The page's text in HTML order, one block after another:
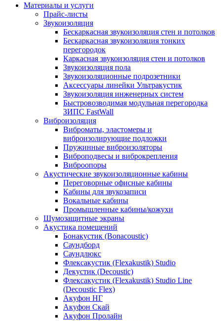
Материалы и услуги
Прайс-листы
Звукоизоляция
Бескаркасная звукоизоляция стен и потолков
Бескаркасная звукоизоляция тонких
перегородок
Каркасная звукоизоляция стен и потолков
Звукоизоляция пола
Звукоизоляционные подрозетники
Аксессуары линейки Ультракустик
Звукоизоляция инженерных систем
Быстровозводимая модульная перегородка
ЗИПС FastWall
Виброизоляция
Виброматы, эластомеры и
виброизолирующие подложки
Пружинные виброизоляторы
Виброподвесы и виброкрепления
Виброопоры
Акустические звукоизоляционные кабины
Переговорные офисные кабины
Кабины для звукозаписи
Вокальные кабины
Промышленные кабины/кожухи
Шумозащитные экраны
Акустика помещений
Бонакустик (Bonacoustic)
Саундборд
Саундлюкс
Флексакустик (Flexakustik) Studio
Декустик (Decoustic)
Флексакустик (Flexakustik) Studio Line
(Decoustic Flex)
Акуфон НГ
Акуфон Скай
Акуфон Пролайн